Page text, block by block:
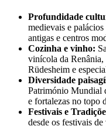
Profundidade
medievais e
antigas e centros
Cozinha e vinho:
vinícola da
Rüdesheim e
Diversidade
Património Mundial
e fortalezas no topo
Festivais e
desde os festivais